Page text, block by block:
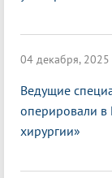
04 декабря, 2025
Ведущие
оперировали
хирургии»